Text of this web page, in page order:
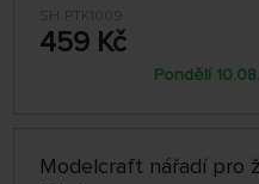
SH-PTK1009
459 Kč
Pondělí
Modelcraft nářadí pro